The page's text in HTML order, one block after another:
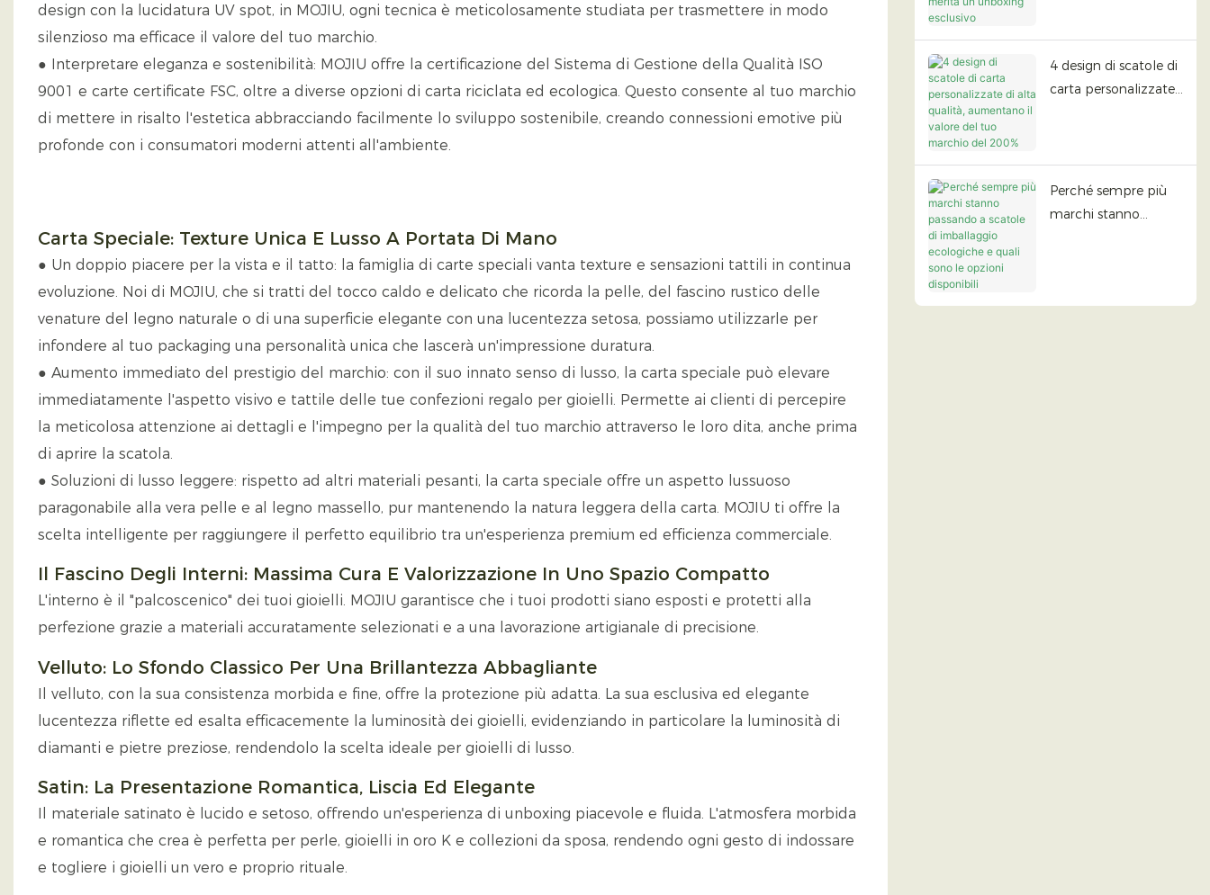
design con la lucidatura UV spot, in MOJIU, ogni tecnica è meticolosamente studiata per trasmettere in modo
silenzioso ma efficace il valore del tuo marchio.
● Interpretare eleganza e sostenibilità: MOJIU offre la certificazione del Sistema di Gestione della Qualità ISO
9001 e carte certificate FSC, oltre a diverse opzioni di carta riciclata ed ecologica. Questo consente al tuo marchio
di mettere in risalto l'estetica abbracciando facilmente lo sviluppo sostenibile, creando connessioni emotive più
profonde con i consumatori moderni attenti all'ambiente.
Carta Speciale: Texture Unica E Lusso A Portata Di Mano
● Un doppio piacere per la vista e il tatto: la famiglia di carte speciali vanta texture e sensazioni tattili in continua
evoluzione. Noi di MOJIU, che si tratti del tocco caldo e delicato che ricorda la pelle, del fascino rustico delle
venature del legno naturale o di una superficie elegante con una lucentezza setosa, possiamo utilizzarle per
infondere al tuo packaging una personalità unica che lascerà un'impressione duratura.
● Aumento immediato del prestigio del marchio: con il suo innato senso di lusso, la carta speciale può elevare
immediatamente l'aspetto visivo e tattile delle tue confezioni regalo per gioielli. Permette ai clienti di percepire
la meticolosa attenzione ai dettagli e l'impegno per la qualità del tuo marchio attraverso le loro dita, anche prima
di aprire la scatola.
● Soluzioni di lusso leggere: rispetto ad altri materiali pesanti, la carta speciale offre un aspetto lussuoso
paragonabile alla vera pelle e al legno massello, pur mantenendo la natura leggera della carta. MOJIU ti offre la
scelta intelligente per raggiungere il perfetto equilibrio tra un'esperienza premium ed efficienza commerciale.
Il Fascino Degli Interni: Massima Cura E Valorizzazione In Uno Spazio Compatto
L'interno è il "palcoscenico" dei tuoi gioielli. MOJIU garantisce che i tuoi prodotti siano esposti e protetti alla
perfezione grazie a materiali accuratamente selezionati e a una lavorazione artigianale di precisione.
Velluto: Lo Sfondo Classico Per Una Brillantezza Abbagliante
Il velluto, con la sua consistenza morbida e fine, offre la protezione più adatta. La sua esclusiva ed elegante
lucentezza riflette ed esalta efficacemente la luminosità dei gioielli, evidenziando in particolare la luminosità di
diamanti e pietre preziose, rendendolo la scelta ideale per gioielli di lusso.
Satin: La Presentazione Romantica, Liscia Ed Elegante
Il materiale satinato è lucido e setoso, offrendo un'esperienza di unboxing piacevole e fluida. L'atmosfera morbida
e romantica che crea è perfetta per perle, gioielli in oro K e collezioni da sposa, rendendo ogni gesto di indossare
e togliere i gioielli un vero e proprio rituale.
esclusivo
4 design di scatole di
carta personalizzate
200%
Perché sempre più
marchi stanno
sono le opzioni